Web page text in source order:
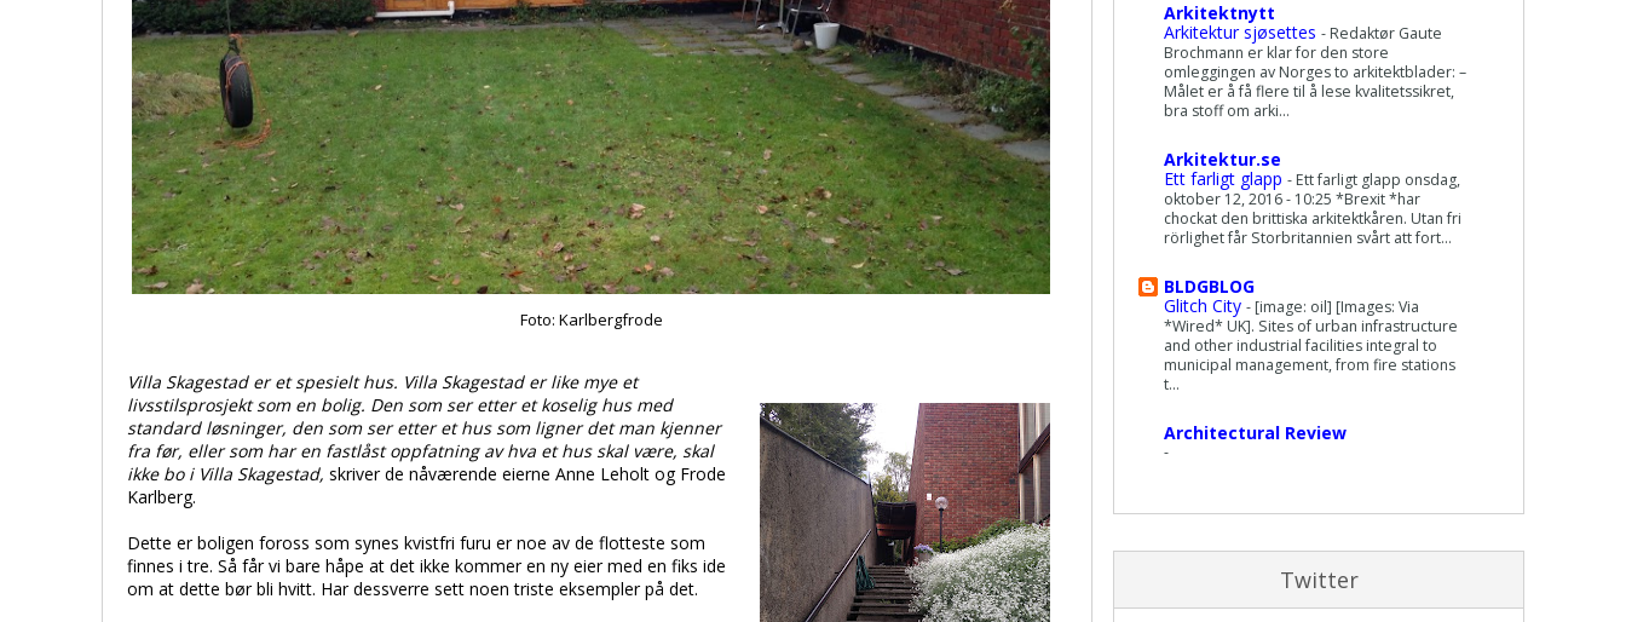
Foto: Karlbergfrode
Villa Skagestad er et spesielt hus. Villa Skagestad er like mye et
livsstilsprosjekt som en bolig. Den som ser etter et koselig hus med
standard løsninger, den som ser etter et hus som ligner det man kjenner
fra før, eller som har en fastlåst oppfatning av hva et hus skal være, skal
ikke bo i Villa Skagestad, skriver de nåværende eierne Anne Leholt og Frode
Karlberg.
Dette er boligen foross som synes kvistfri furu er noe av de flotteste som
finnes i tre. Så får vi bare håpe at det ikke kommer en ny eier med en fiks ide
om at dette bør bli hvitt. Har dessverre sett noen triste eksempler på det.
Arkitektnytt
Arkitektur sjøsettes - Redaktør Gaute
Brochmann er klar for den store
omleggingen av Norges to arkitektblader: –
Målet er å få flere til å lese kvalitetssikret,
bra stoff om arki...
Arkitektur.se
Ett farligt glapp - Ett farligt glapp onsdag,
oktober 12, 2016 - 10:25 *Brexit *har
chockat den brittiska arkitektkåren. Utan fri
rörlighet får Storbritannien svårt att fort...
BLDGBLOG
Glitch City - [image: oil] [Images: Via
*Wired* UK]. Sites of urban infrastructure
and other industrial facilities integral to
municipal management, from fire stations
t...
Architectural Review
-
Twitter